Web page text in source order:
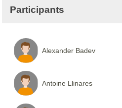
Participants
Alexander Badev
Antoine Llinares